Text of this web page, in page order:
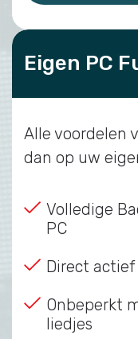
Eigen PC
Alle voordelen
dan op uw
Volledige
PC
Direct
Onbeperkt
liedjes